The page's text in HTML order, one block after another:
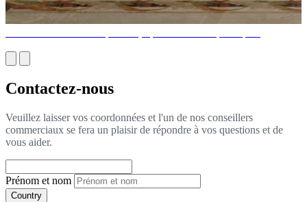
Contactez-nous
Veuillez laisser vos coordonnées et l'un de nos conseillers
commerciaux se fera un plaisir de répondre à vos questions et de
vous aider.
Prénom et nom
Country